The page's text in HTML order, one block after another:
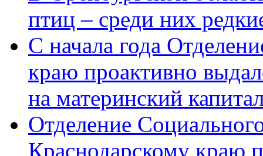
птиц – среди них
С начала года
краю проактивно
на материнский
Отделение
Краснодарскому краю